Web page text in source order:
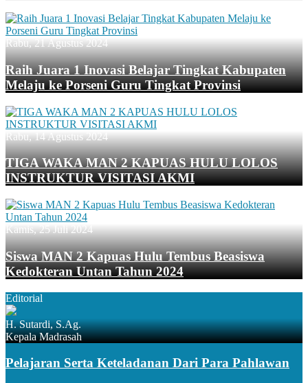
Rabu, 21 Agustus 2024
Raih Juara 1 Inovasi Belajar Tingkat Kabupaten
Melaju ke Porseni Guru Tingkat Provinsi
Rabu, 14 Agustus 2024
TIGA WAKA MAN 2 KAPUAS HULU LOLOS
INSTRUKTUR VISITASI AKMI
Kamis, 25 Juli 2024
Siswa MAN 2 Kapuas Hulu Tembus Beasiswa
Kedokteran Untan Tahun 2024
Editorial
H. Sutardi, S.Ag.
Kepala Madrasah
Pelajaran Serta Keteladanan Dari Para Pahlawan